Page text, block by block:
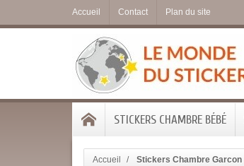
Accueil Contact Plan du site
STICKERS CHAMBRE BÉBÉ
Accueil Stickers Chambre Garcon